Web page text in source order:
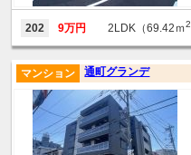
202 9万円 2LDK（69.42ｍ2
通町グランデ
マンション